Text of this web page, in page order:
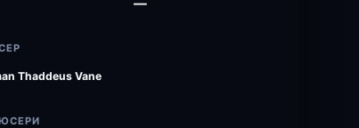
—
Thaddeus Vane